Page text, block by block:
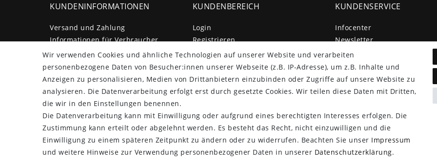
KUNDENINFORMATIONEN
Versand und Zahlung
Informationen für Verbraucher
Widerruf / Vertrag widerrufen
Entsorgung und Umwelt
Impressum
Daten­schutz­erklärung
AGB
Barrierefreiheitserklärung
Kontakt
KUNDENBEREICH
Login
Registrieren
KUNDENSERVICE
Infocenter
Newsletter
Kontakt
Großkundenzugang
Wir verwenden Cookies und ähnliche Technologien auf unserer Website und verarbeiten
personenbezogene Daten von Besucher:innen unserer Webseite (z.B. IP-Adresse), um z.B. Inhalte und
Anzeigen zu personalisieren, Medien von Drittanbietern einzubinden oder Zugriffe auf unsere Website zu
analysieren. Die Datenverarbeitung erfolgt erst durch gesetzte Cookies. Wir teilen diese Daten mit Dritten,
die wir in den Einstellungen benennen.
Die Datenverarbeitung kann mit Einwilligung oder aufgrund eines berechtigten Interesses erfolgen. Die
Zustimmung kann erteilt oder abgelehnt werden. Es besteht das Recht, nicht einzuwilligen und die
Einwilligung zu einem späteren Zeitpunkt zu ändern oder zu widerrufen. Beachten Sie unser Impressum
und weitere Hinweise zur Verwendung personenbezogener Daten in unserer Daten­schutz­erklärung.